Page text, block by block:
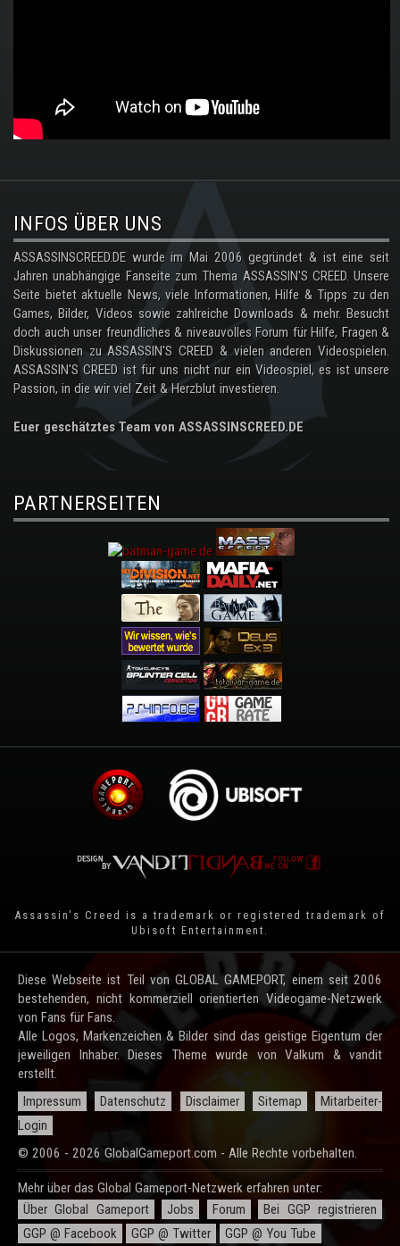
.
INFOS ÜBER UNS
ASSASSINSCREED.DE wurde im Mai 2006 gegründet & ist eine seit
Jahren unabhängige Fanseite zum Thema ASSASSIN'S CREED. Unsere
Seite bietet aktuelle News, viele Informationen, Hilfe & Tipps zu den
Games, Bilder, Videos sowie zahlreiche Downloads & mehr. Besucht
doch auch unser freundliches & niveauvolles Forum für Hilfe, Fragen &
Diskussionen zu ASSASSIN'S CREED & vielen anderen Videospielen.
ASSASSIN'S CREED ist für uns nicht nur ein Videospiel, es ist unsere
Passion, in die wir viel Zeit & Herzblut investieren.
Euer geschätztes Team von ASSASSINSCREED.DE
PARTNERSEITEN
Assassin's Creed is a trademark or registered trademark of
Ubisoft Entertainment
Diese Webseite ist Teil von GLOBAL GAMEPORT, einem seit 2006
bestehenden, nicht kommerziell orientierten Videogame-Netzwerk
von Fans für Fans.
Alle Logos, Markenzeichen & Bilder sind das geistige Eigentum der
jeweiligen Inhaber. Dieses Theme wurde von Valkum & vandit
erstellt.
Impressum
Datenschutz Disclaimer Sitemap
Mitarbeiter-
Login
© 2006 - 2026 GlobalGameport.com - Alle Rechte vorbehalten.
Mehr über das Global Gameport-Netzwerk erfahren unter:
Über Global Gameport
Jobs Forum
Bei GGP registrieren
GGP @ Facebook
GGP @ Twitter GGP @ You Tube